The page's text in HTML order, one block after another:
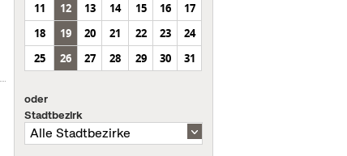
11
12 13 14 15 16
17
18
19 20 21 22 23
24
25
26 27 28 29 30 31
oder
Stadtbezirk